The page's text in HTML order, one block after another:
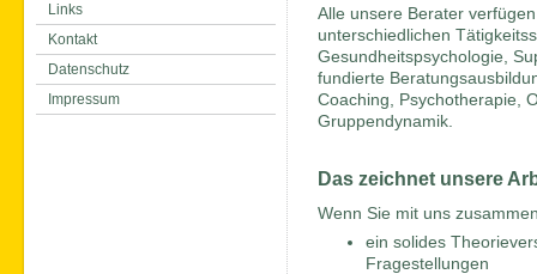
Links
Kontakt
Datenschutz
Impressum
Alle unsere Berater
unterschiedlichen
Gesundheitspsychologie,
fundierte
Coaching, Psychotherapie,
Gruppendynamik.
Das zeichnet unsere
Wenn Sie mit uns
ein solides
Fragestellungen